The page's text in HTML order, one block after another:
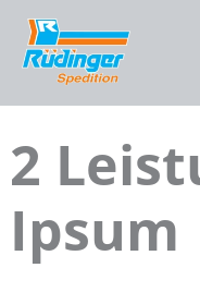
Zum
Inhalt
springen
2
Ipsum